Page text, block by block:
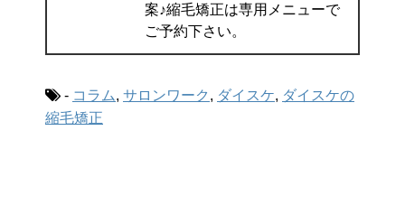
案♪縮毛矯正は専用メニューで
ご予約下さい。
- コラム, サロンワーク , ダイスケ, ダイスケの
縮毛矯正